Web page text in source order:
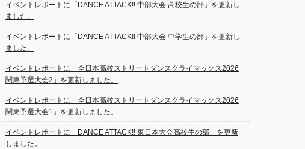
イベントレポートに「DANCE ATTACK!! 中部大会 高校生の部」を更新し
ました。
イベントレポートに「DANCE ATTACK!! 中部大会 中学生の部」を更新し
ました。
イベントレポートに「全日本高校ストリートダンスクライマックス2026
関東予選大会2」を更新しました。
イベントレポートに「全日本高校ストリートダンスクライマックス2026
関東予選大会1」を更新しました。
イベントレポートに「DANCE ATTACK!! 東日本大会高校生の部」を更新
しました。